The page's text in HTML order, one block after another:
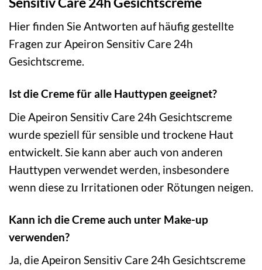
Hier finden Sie Antworten auf häufig gestellte
Fragen zur Apeiron Sensitiv Care 24h
Gesichtscreme.
Ist die Creme für alle Hauttypen geeignet?
Die Apeiron Sensitiv Care 24h Gesichtscreme
wurde speziell für sensible und trockene Haut
entwickelt. Sie kann aber auch von anderen
Hauttypen verwendet werden, insbesondere
wenn diese zu Irritationen oder Rötungen neigen.
Kann ich die Creme auch unter Make-up
verwenden?
Ja, die Apeiron Sensitiv Care 24h Gesichtscreme